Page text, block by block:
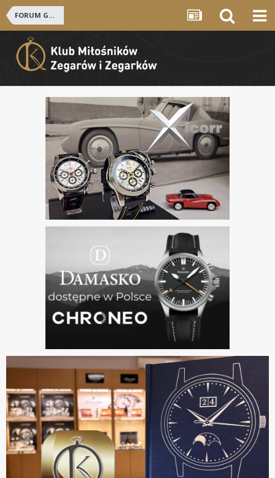
FORUM GŁÓWNE